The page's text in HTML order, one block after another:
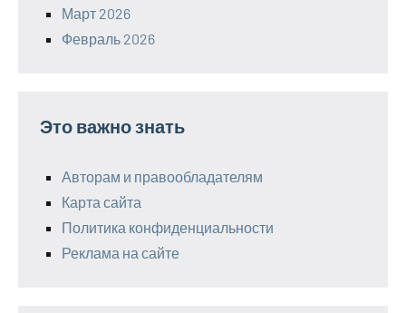
Март 2026
Февраль 2026
Это важно знать
Авторам и правообладателям
Карта сайта
Политика конфиденциальности
Реклама на сайте